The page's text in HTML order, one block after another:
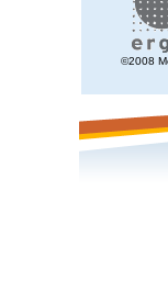
©2008